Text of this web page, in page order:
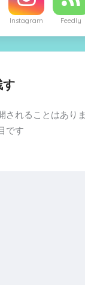
Instagram Feedly
す
されることはあり
です